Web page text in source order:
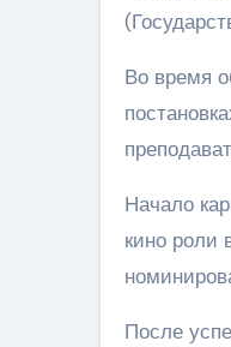
Во время
Начало
кино роли
После